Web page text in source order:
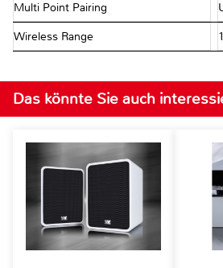
Multi Point Pairing
Wireless Range
Das könnte Sie auch